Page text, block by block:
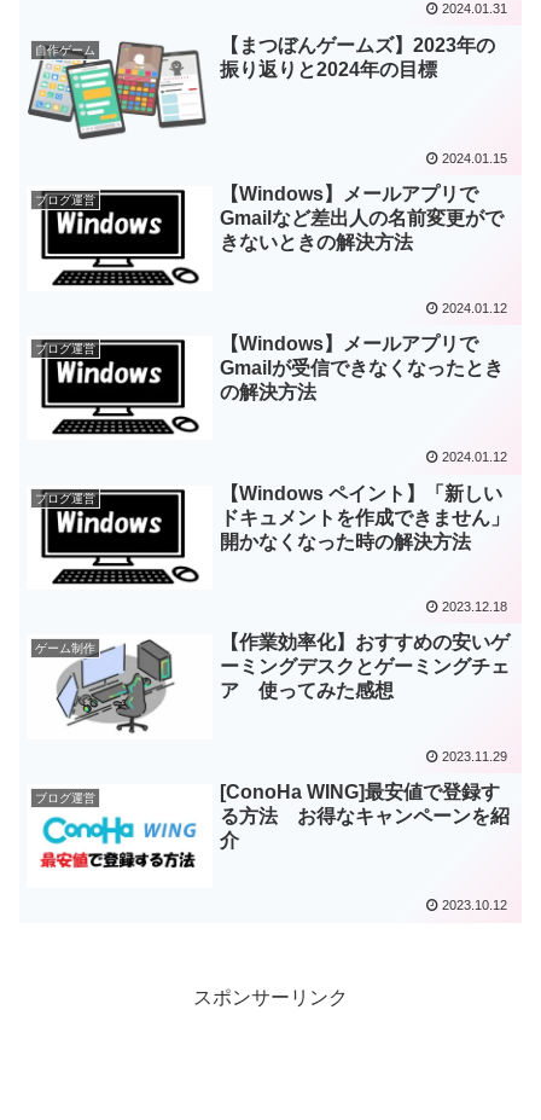
2024.01.31
自作ゲーム
【まつぼんゲームズ】2023年の
振り返りと2024年の目標
2024.01.15
ブログ運営
【Windows】メールアプリで
Gmailなど差出人の名前変更がで
きないときの解決方法
2024.01.12
ブログ運営
【Windows】メールアプリで
Gmailが受信できなくなったとき
の解決方法
2024.01.12
ブログ運営
【Windows ペイント】「新しい
ドキュメントを作成できません」
開かなくなった時の解決方法
2023.12.18
ゲーム制作
【作業効率化】おすすめの安いゲ
ーミングデスクとゲーミングチェ
ア 使ってみた感想
2023.11.29
ブログ運営
[ConoHa WING]最安値で登録す
る方法 お得なキャンペーンを紹
介
2023.10.12
スポンサーリンク